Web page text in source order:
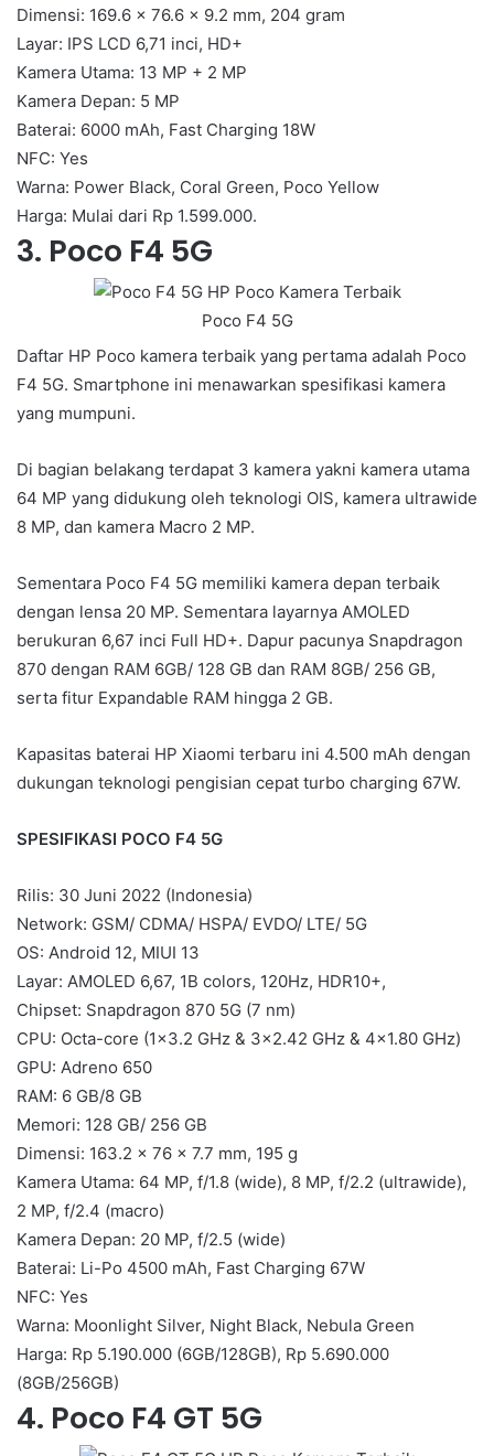
Dimensi: 169.6 x 76.6 x 9.2 mm, 204 gram
Layar: IPS LCD 6,71 inci, HD+
Kamera Utama: 13 MP + 2 MP
Kamera Depan: 5 MP
Baterai: 6000 mAh, Fast Charging 18W
NFC: Yes
Warna: Power Black, Coral Green, Poco Yellow
Harga: Mulai dari Rp 1.599.000.
3. Poco F4 5G
Poco F4 5G
Daftar HP Poco kamera terbaik yang pertama adalah Poco
F4 5G. Smartphone ini menawarkan spesifikasi kamera
yang mumpuni.
Di bagian belakang terdapat 3 kamera yakni kamera utama
64 MP yang didukung oleh teknologi OIS, kamera ultrawide
8 MP, dan kamera Macro 2 MP.
Sementara Poco F4 5G memiliki kamera depan terbaik
dengan lensa 20 MP. Sementara layarnya AMOLED
berukuran 6,67 inci Full HD+. Dapur pacunya Snapdragon
870 dengan RAM 6GB/ 128 GB dan RAM 8GB/ 256 GB,
serta fitur Expandable RAM hingga 2 GB.
Kapasitas baterai HP Xiaomi terbaru ini 4.500 mAh dengan
dukungan teknologi pengisian cepat turbo charging 67W.
SPESIFIKASI POCO F4 5G
Rilis: 30 Juni 2022 (Indonesia)
Network: GSM/ CDMA/ HSPA/ EVDO/ LTE/ 5G
OS: Android 12, MIUI 13
Layar: AMOLED 6,67, 1B colors, 120Hz, HDR10+,
Chipset: Snapdragon 870 5G (7 nm)
CPU: Octa-core (1×3.2 GHz & 3×2.42 GHz & 4×1.80 GHz)
GPU: Adreno 650
RAM: 6 GB/8 GB
Memori: 128 GB/ 256 GB
Dimensi: 163.2 x 76 x 7.7 mm, 195 g
Kamera Utama: 64 MP, f/1.8 (wide), 8 MP, f/2.2 (ultrawide),
2 MP, f/2.4 (macro)
Kamera Depan: 20 MP, f/2.5 (wide)
Baterai: Li-Po 4500 mAh, Fast Charging 67W
NFC: Yes
Warna: Moonlight Silver, Night Black, Nebula Green
Harga: Rp 5.190.000 (6GB/128GB), Rp 5.690.000
(8GB/256GB)
4. Poco F4 GT 5G